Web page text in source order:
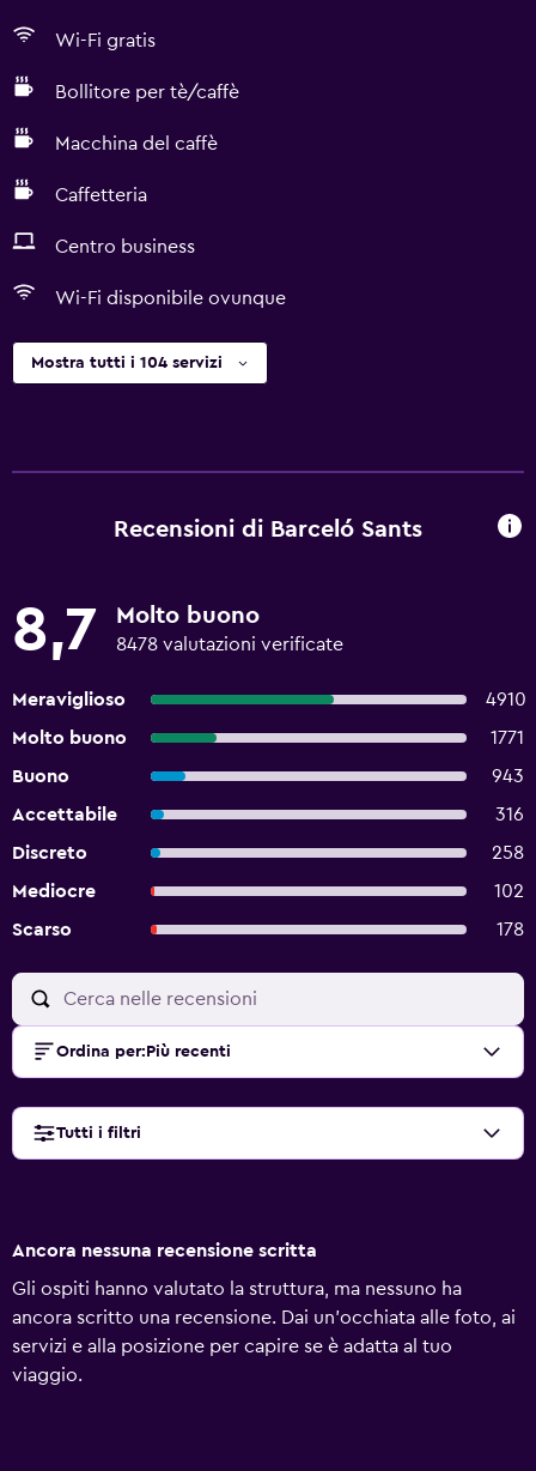
Wi-Fi gratis
Bollitore per tè/caffè
Macchina del caffè
Caffetteria
Centro business
Wi-Fi disponibile ovunque
Mostra tutti i 104 servizi
Recensioni di Barceló Sants
8,7 Molto buono
8478 valutazioni verificate
Meraviglioso
4910
Molto buono
1771
Buono
943
Accettabile
316
Discreto
258
Mediocre
102
Scarso
178
Ordina per: Più recenti
Tutti i filtri
Ancora nessuna recensione scritta
Gli ospiti hanno valutato la struttura, ma nessuno ha
ancora scritto una recensione. Dai un'occhiata alle foto, ai
servizi e alla posizione per capire se è adatta al tuo
viaggio.